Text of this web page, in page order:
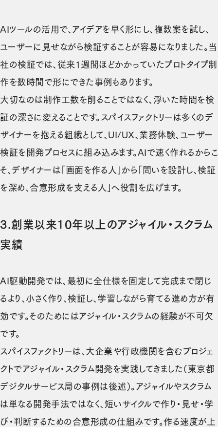
AIツールの活用で、アイデアを早く形にし、複数案を試し、
ユーザーに見せながら検証することが容易になりました。当
社の検証では、従来1週間ほどかかっていたプロトタイプ制
作を数時間で形にできた事例もあります。
大切なのは制作工数を削ることではなく、浮いた時間を検
証の深さに変えることです。スパイスファクトリーは多くのデ
ザイナーを抱える組織として、UI/UX、業務体験、ユーザー
検証を開発プロセスに組み込みます。AIで速く作れるからこ
そ、デザイナーは「画面を作る人」から「問いを設計し、検証
を深め、合意形成を支える人」へ役割を広げます。
3.創業以来10年以上のアジャイル・スクラム
実績
AI駆動開発では、最初に全仕様を固定して完成まで閉じ
るより、小さく作り、検証し、学習しながら育てる進め方が有
効です。そのためにはアジャイル・スクラムの経験が不可欠
です。
スパイスファクトリーは、大企業や行政機関を含むプロジェ
クトでアジャイル・スクラム開発を実践してきました（東京都
デジタルサービス局の事例は後述）。アジャイルやスクラム
は単なる開発手法ではなく、短いサイクルで作り・見せ・学
び・判断するための合意形成の仕組みです。作る速度が上